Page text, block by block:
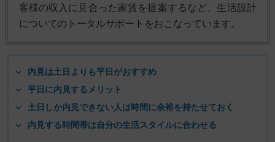
客様の収入に見合った家賃を提案するなど、生活設計
についてのトータルサポートをおこなっています。
内見は土日よりも平日がおすすめ
平日に内見するメリット
土日しか内見できない人は時間に余裕を持たせておく
内見する時間帯は自分の生活スタイルに合わせる